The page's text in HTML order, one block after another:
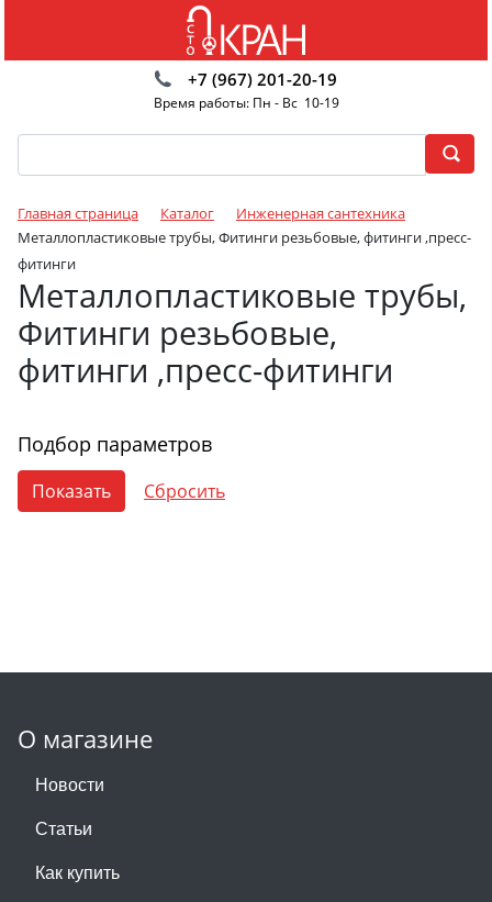
+7 (967) 201-20-19
Время работы: Пн - Вс 10-19
Главная страница Каталог
Инженерная сантехника
Металлопластиковые трубы, Фитинги резьбовые, фитинги ,пресс-
фитинги
Металлопластиковые трубы,
Фитинги резьбовые,
фитинги ,пресс-фитинги
Подбор параметров
О магазине
Новости
Статьи
Как купить